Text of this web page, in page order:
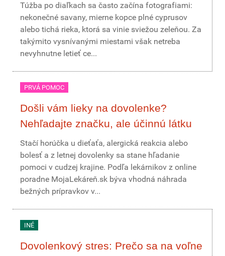
Túžba po diaľkach sa často začína fotografiami:
nekonečné savany, mierne kopce plné cyprusov
alebo tichá rieka, ktorá sa vinie sviežou zeleňou. Za
takýmito vysnívanými miestami však netreba
nevyhnutne letieť ce...
PRVÁ POMOC
Došli vám lieky na dovolenke?
Nehľadajte značku, ale účinnú látku
Stačí horúčka u dieťaťa, alergická reakcia alebo
bolesť a z letnej dovolenky sa stane hľadanie
pomoci v cudzej krajine. Podľa lekárnikov z online
poradne MojaLekáreň.sk býva vhodná náhrada
bežných prípravkov v...
INÉ
Dovolenkový stres: Prečo sa na voľne